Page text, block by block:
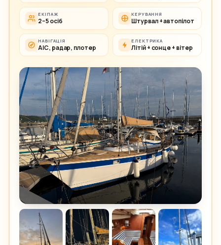
ЕКІПАЖ
2–5 осіб
КЕРУВАННЯ
Штурвал + автопілот
НАВІГАЦІЯ
АІС, радар, плотер
ЕЛЕКТРИКА
Літій + сонце + вітер